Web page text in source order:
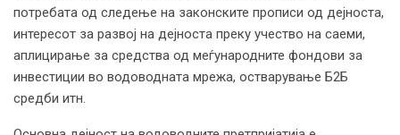
потребата од следење на законските прописи од дејноста,
интересот за развој на дејноста преку учество на саеми,
аплицирање за средства од меѓународните фондови за
инвестиции во водоводната мрежа, остварување Б2Б
средби итн.